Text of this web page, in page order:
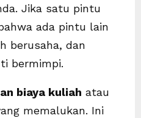
Jika satu pintu
ada pintu lain
berusaha, dan
bermimpi.
biaya kuliah atau
memalukan. Ini